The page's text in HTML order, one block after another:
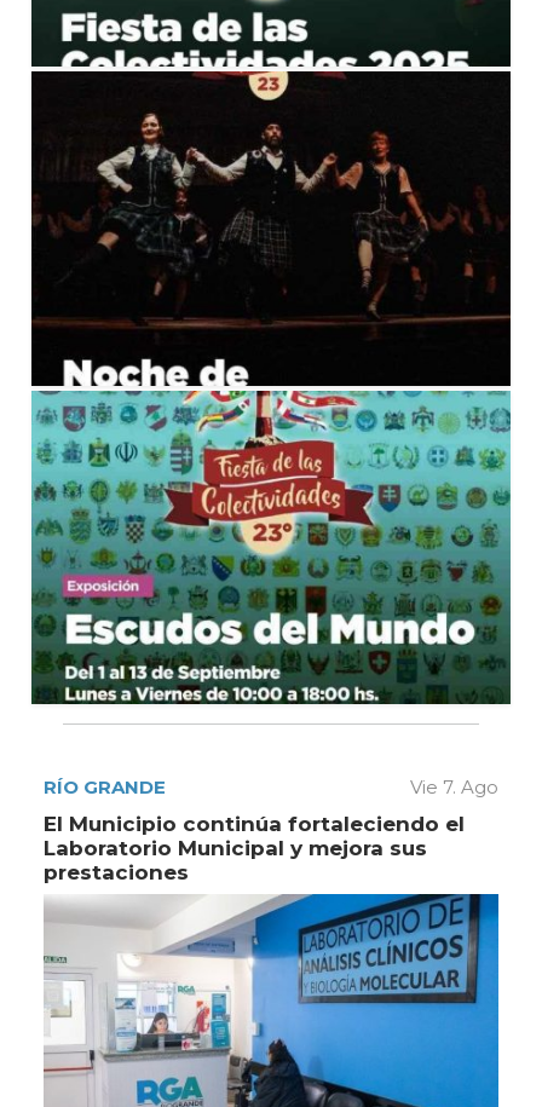
RÍO GRANDE Vie 7. Ago
El Municipio continúa fortaleciendo el
Laboratorio Municipal y mejora sus
prestaciones